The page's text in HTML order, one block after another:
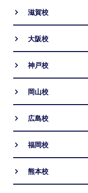
滋賀校
大阪校
神戸校
岡山校
広島校
福岡校
熊本校